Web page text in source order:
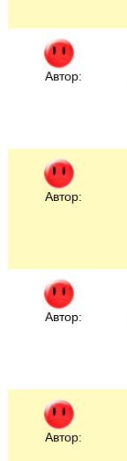
Автор:
Автор:
Автор:
Автор: